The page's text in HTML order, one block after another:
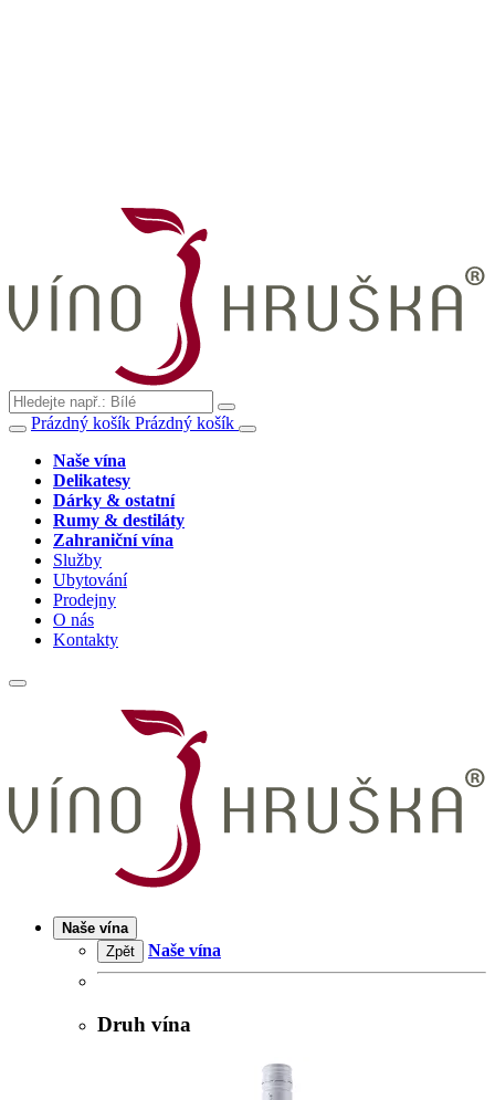
Prázdný košík Prázdný košík
Naše vína
Delikatesy
Dárky & ostatní
Rumy & destiláty
Zahraniční vína
Služby
Ubytování
Prodejny
O nás
Kontakty
Naše vína
Zpět
Naše vína
Druh vína